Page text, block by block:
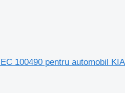
100490 pentru automobil KIA